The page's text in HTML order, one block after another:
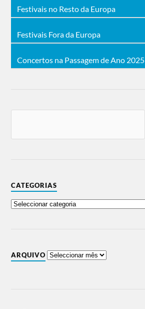
Festivais no Resto da Europa
Festivais Fora da Europa
Concertos na Passagem de Ano 2025
CATEGORIAS
ARQUIVO